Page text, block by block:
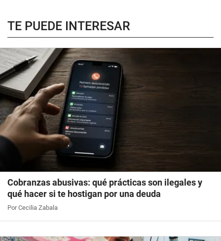
TE PUEDE INTERESAR
Cobranzas abusivas: qué prácticas son ilegales y
qué hacer si te hostigan por una deuda
Por Cecilia Zabala